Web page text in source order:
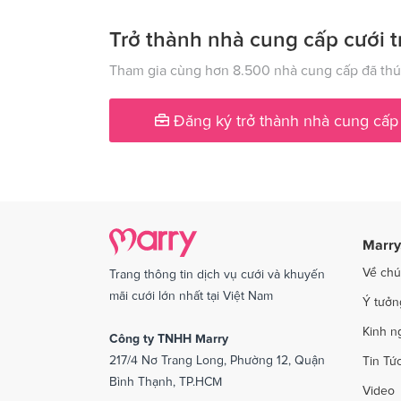
Dịch vụ cưới tại Lạng Sơn Dịch
Dịch
Dịch vụ cưới tại Quảng Ngãi Dịch
Dịch vụ cưới tại Vĩnh Phúc Dịch
Dịch vụ cưới tại Bắc Kạn
Trở thành nhà cung cấp cưới
Tham gia cùng hơn 8.500 nhà cung cấp đã
Đăng ký trở thành nhà cung cấp
Trang thông tin dịch vụ cưới và khuyến
mãi cưới lớn nhất tại Việt Nam
Công ty TNHH Marry
217/4 Nơ Trang Long, Phường 12, Quận
Bình Thạnh, TP.HCM
Về
Ý
Kinh
Tin
Video